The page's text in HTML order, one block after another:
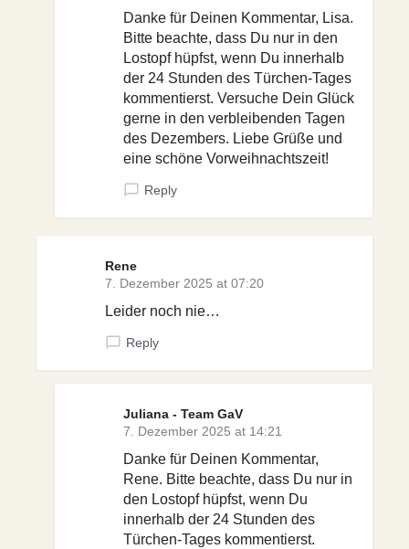
Danke für Deinen Kommentar, Lisa.
Bitte beachte, dass Du nur in den
Lostopf hüpfst, wenn Du innerhalb
der 24 Stunden des Türchen-Tages
kommentierst. Versuche Dein Glück
gerne in den verbleibenden Tagen
des Dezembers. Liebe Grüße und
eine schöne Vorweihnachtszeit!
Reply
Rene
7. Dezember 2025 at 07:20
Leider noch nie…
Reply
Juliana - Team GaV
7. Dezember 2025 at 14:21
Danke für Deinen Kommentar,
Rene. Bitte beachte, dass Du nur in
den Lostopf hüpfst, wenn Du
innerhalb der 24 Stunden des
Türchen-Tages kommentierst.